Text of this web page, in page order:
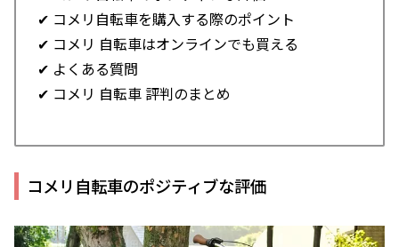
✔ コメリ自転車を購入する際のポイント
✔ コメリ 自転車はオンラインでも買える
✔ よくある質問
✔ コメリ 自転車 評判のまとめ
コメリ自転車のポジティブな評価